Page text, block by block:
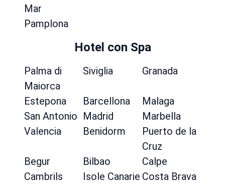
Mar
Pamplona
Hotel con Spa
Palma di
Maiorca
Siviglia Granada
Estepona Barcellona
Malaga
San Antonio Madrid
Marbella
Valencia
Benidorm
Puerto de la
Cruz
Begur
Bilbao
Calpe
Cambrils
Isole Canarie Costa Brava